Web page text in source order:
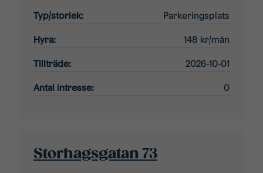
Typ/storlek: Parkeringsplats
Hyra: 148 kr/mån
Tillträde: 2026-10-01
Antal intresse: 0
Storhagsgatan 73